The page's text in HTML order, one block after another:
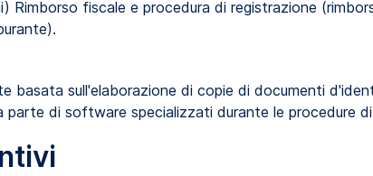
fiscale e procedura di registrazione
basata sull'elaborazione di copie di documenti
di software specializzati durante le procedure